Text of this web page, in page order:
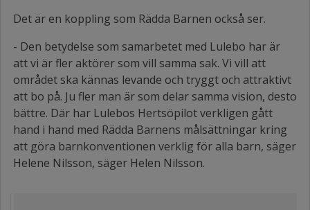
Det är en koppling som Rädda Barnen också ser.
- Den betydelse som samarbetet med Lulebo har är
att vi är fler aktörer som vill samma sak. Vi vill att
området ska kännas levande och tryggt och attraktivt
att bo på. Ju fler man är som delar samma vision, desto
bättre. Där har Lulebos Hertsöpilot verkligen gått
hand i hand med Rädda Barnens målsättningar kring
att göra barnkonventionen verklig för alla barn, säger
Helene Nilsson, säger Helen Nilsson.